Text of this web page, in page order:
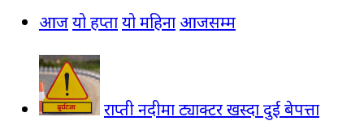
आजयो हप्तायो महिना आजसम्म
राप्ती नदीमा ट्याक्टर खस्दा दुई बेपत्ता